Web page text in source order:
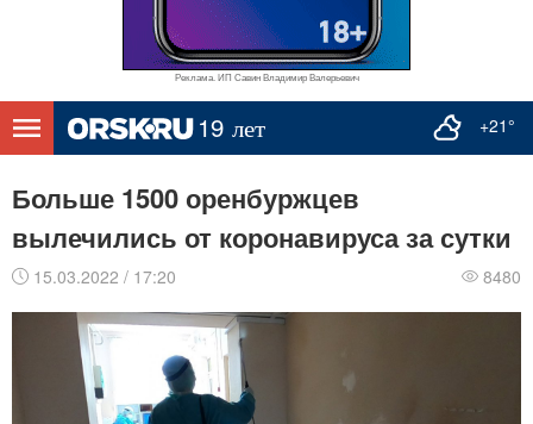
Реклама. ИП Савин Владимир Валерьевич
+21°
Больше 1500 оренбуржцев
вылечились от коронавируса за сутки
15.03.2022 / 17:20 8480